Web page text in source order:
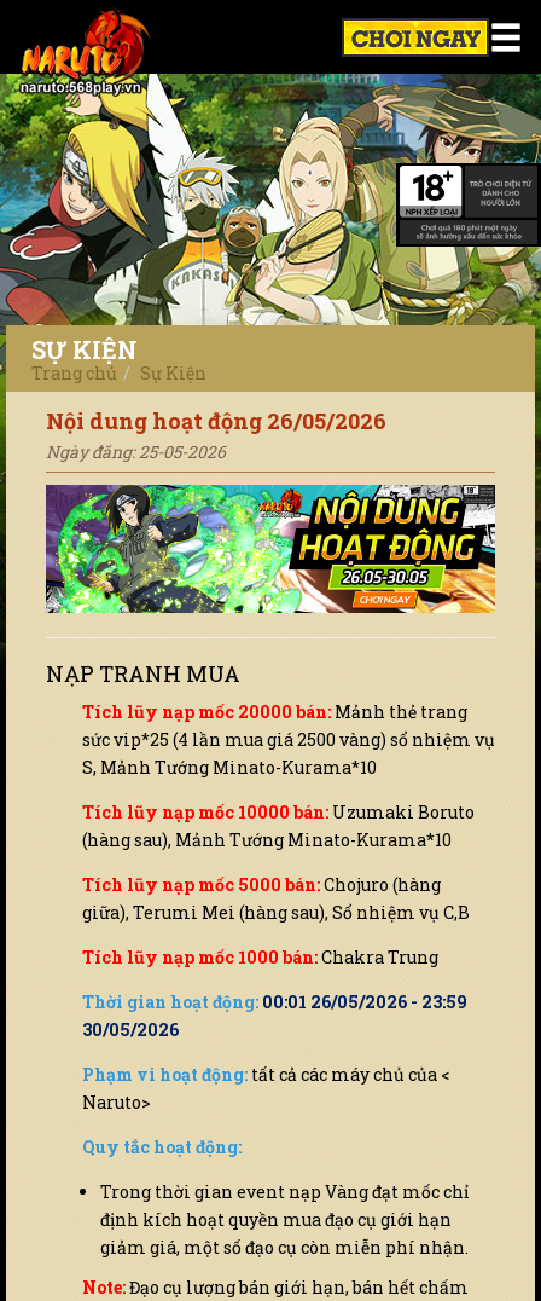
SỰ KIỆN
Trang chủ Sự Kiện
Nội dung hoạt động 26/05/2026
Ngày đăng: 25-05-2026
NẠP TRANH MUA
Tích lũy nạp mốc 20000 bán: Mảnh thẻ trang
sức vip*25 (4 lần mua giá 2500 vàng) sổ nhiệm vụ
S, Mảnh Tướng Minato-Kurama*10
Tích lũy nạp mốc 10000 bán: Uzumaki Boruto
(hàng sau), Mảnh Tướng Minato-Kurama*10
Tích lũy nạp mốc 5000 bán:Chojuro (hàng
giữa), Terumi Mei (hàng sau), Sổ nhiệm vụ C,B
Tích lũy nạp mốc 1000 bán:Chakra Trung
Thời gian hoạt động: 00:01 26/05/2026 - 23:59
30/05/2026
Phạm vi hoạt động: tất cả các máy chủ của <
Naruto>
Quy tắc hoạt động:
Trong thời gian event nạp Vàng đạt mốc chỉ
định kích hoạt quyền mua đạo cụ giới hạn
giảm giá, một số đạo cụ còn miễn phí nhận.
Note:Đạo cụ lượng bán giới hạn, bán hết chấm